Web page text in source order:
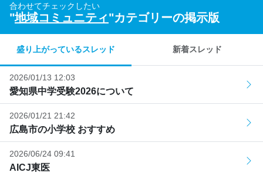
合わせてチェックしたい
"地域コミュニティ"カテゴリーの掲示版
盛り上がっているスレッド 新着スレッド
2026/01/13 12:03
愛知県中学受験2026について
2026/01/21 21:42
広島市の小学校 おすすめ
2026/06/24 09:41
AICJ東医